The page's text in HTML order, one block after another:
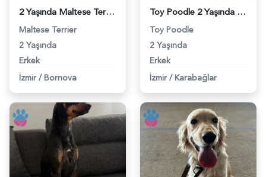
2 Yaşında Maltese Terrier Köpeğime Eş Arıyorum - 118983912
Maltese Terrier
2 Yaşında
Erkek
İzmir / Bornova
Toy Poodle 2 Yaşında İzmir ve Çevresi Eş Aranıyor - 118983857
Toy Poodle
2 Yaşında
Erkek
İzmir / Karabağlar